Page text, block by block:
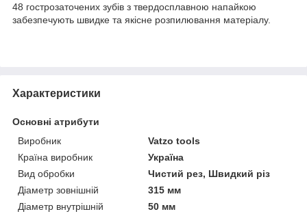
48 гострозаточених зубів з твердосплавною напайкою
забезпечують швидке та якісне розпилювання матеріалу.
Характеристики
Основні атрибути
Виробник
Vatzo tools
Країна виробник
Україна
Вид обробки
Чистий рез, Швидкий різ
Діаметр зовнішній
315 мм
Діаметр внутрішній
50 мм